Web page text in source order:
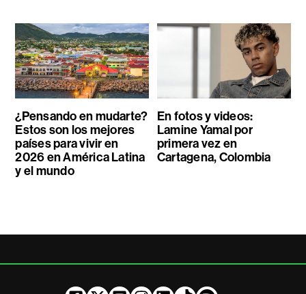
¿Pensando en mudarte?
Estos son los mejores
países para vivir en
2026 en América Latina
y el mundo
En fotos y videos:
Lamine Yamal por
primera vez en
Cartagena, Colombia